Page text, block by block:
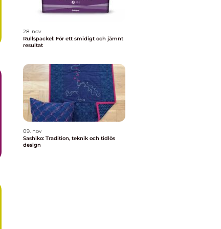
28. nov
Rullspackel: För ett smidigt och jämnt
resultat
09. nov
Sashiko: Tradition, teknik och tidlös
design